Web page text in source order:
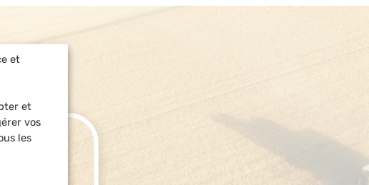
et
et
vos
les